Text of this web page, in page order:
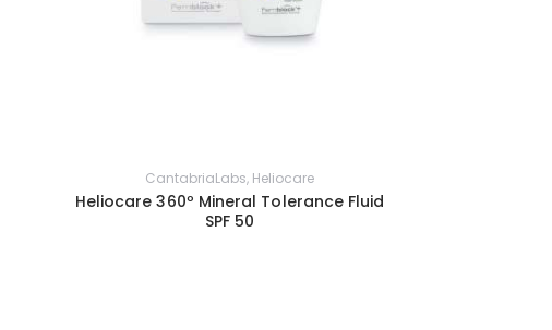
CantabriaLabs, Heliocare
Heliocare 360º Mineral Tolerance Fluid
SPF 50